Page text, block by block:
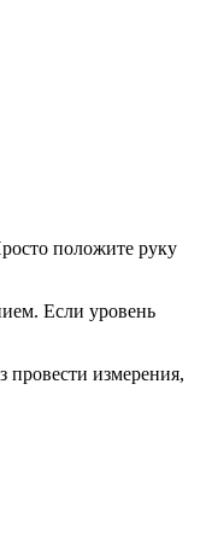
положите руку
Если уровень
провести измерения,